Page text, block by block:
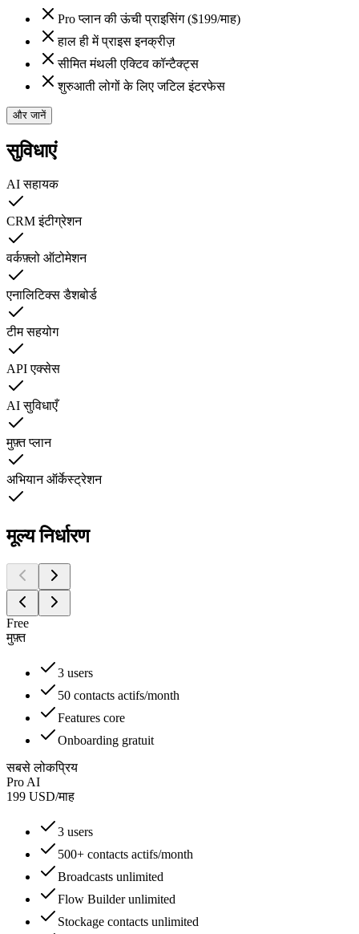
Pro प्लान की ऊंची प्राइसिंग ($199/माह)
हाल ही में प्राइस इनक्रीज़
सीमित मंथली एक्टिव कॉन्टैक्ट्स
शुरुआती लोगों के लिए जटिल इंटरफेस
और जानें
सुविधाएं
AI सहायक
CRM इंटीग्रेशन
वर्कफ़्लो ऑटोमेशन
एनालिटिक्स डैशबोर्ड
टीम सहयोग
API एक्सेस
AI सुविधाएँ
मुफ़्त प्लान
अभियान ऑर्केस्ट्रेशन
मूल्य निर्धारण
Free
मुफ़्त
3 users
50 contacts actifs/month
Features core
Onboarding gratuit
सबसे लोकप्रिय
Pro AI
199 USD/माह
3 users
500+ contacts actifs/month
Broadcasts unlimited
Flow Builder unlimited
Stockage contacts unlimited